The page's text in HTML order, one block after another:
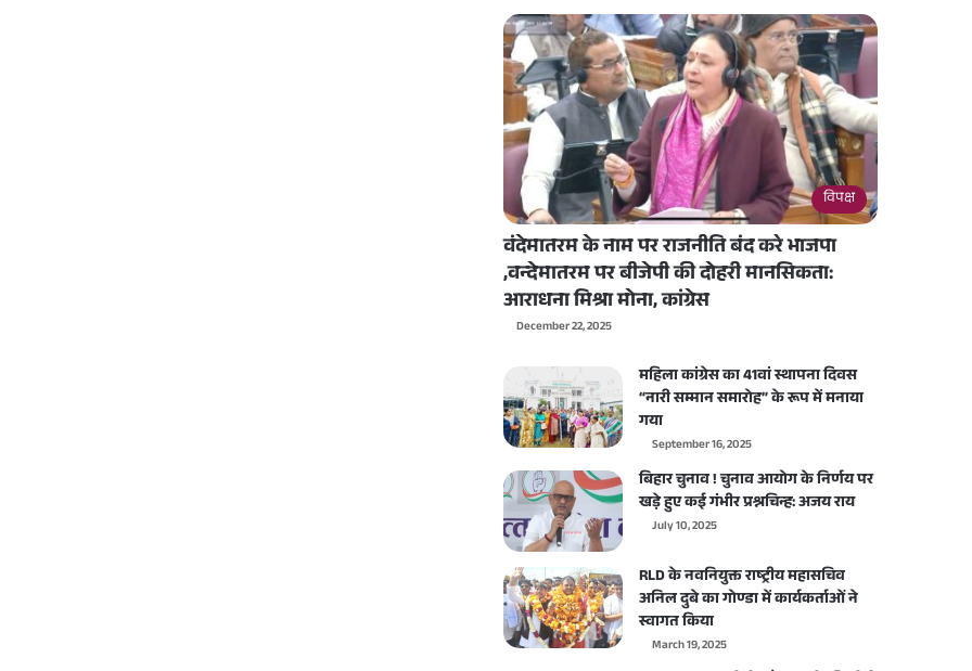
विपक्ष
वंदेमातरम के नाम पर राजनीति बंद करे भाजपा
,वन्देमातरम पर बीजेपी की दोहरी मानसिकता:
आराधना मिश्रा मोना, कांग्रेस
December 22, 2025
महिला कांग्रेस का 41वां स्थापना दिवस
“नारी सम्मान समारोह” के रूप में मनाया
गया
September 16, 2025
बिहार चुनाव ! चुनाव आयोग के निर्णय पर
खड़े हुए कई गंभीर प्रश्नचिन्ह: अजय राय
July 10, 2025
RLD के नवनियुक्त राष्ट्रीय महासचिव
अनिल दुबे का गोण्डा में कार्यकर्ताओं ने
स्वागत किया
March 19, 2025